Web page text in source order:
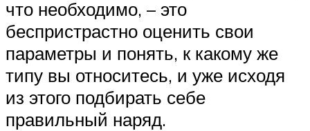
что необходимо, – это
беспристрастно оценить свои
параметры и понять, к какому же
типу вы относитесь, и уже исходя
из этого подбирать себе
правильный наряд.